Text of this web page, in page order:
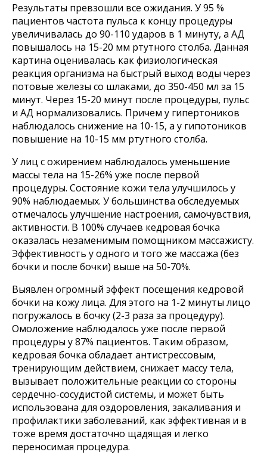
Результаты превзошли все ожидания. У 95 %
пациентов частота пульса к концу процедуры
увеличивалась до 90-110 ударов в 1 минуту, а АД
повышалось на 15-20 мм ртутного столба. Данная
картина оценивалась как физиологическая
реакция организма на быстрый выход воды через
потовые железы со шлаками, до 350-450 мл за 15
минут. Через 15-20 минут после процедуры, пульс
и АД нормализовались. Причем у гипертоников
наблюдалось снижение на 10-15, а у гипотоников
повышение на 10-15 мм ртутного столба.
У лиц с ожирением наблюдалось уменьшение
массы тела на 15-26% уже после первой
процедуры. Состояние кожи тела улучшилось у
90% наблюдаемых. У большинства обследуемых
отмечалось улучшение настроения, самочувствия,
активности. В 100% случаев кедровая бочка
оказалась незаменимым помощником массажисту.
Эффективность у одного и того же массажа (без
бочки и после бочки) выше на 50-70%.
Выявлен огромный эффект посещения кедровой
бочки на кожу лица. Для этого на 1-2 минуты лицо
погружалось в бочку (2-3 раза за процедуру).
Омоложение наблюдалось уже после первой
процедуры у 87% пациентов. Таким образом,
кедровая бочка обладает антистрессовым,
тренирующим действием, снижает массу тела,
вызывает положительные реакции со стороны
сердечно-сосудистой системы, и может быть
использована для оздоровления, закаливания и
профилактики заболеваний, как эффективная и в
тоже время достаточно щадящая и легко
переносимая процедура.
Компания
О нас
Каталог товаров
Готовые сауны
Купели с подогревом
Купели для бани
Кедровые бочки
Банные чаны на дровах
Оборудование для хамама
Оборудование для SPA